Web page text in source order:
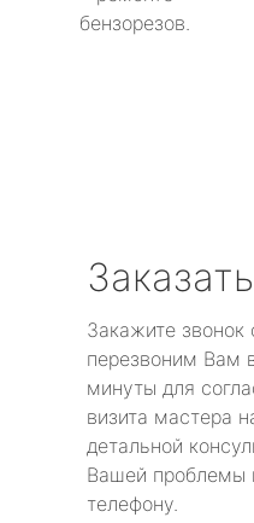
бензорезов.
Закажите
перезвоним Вам
минуты для
визита мастера
детальной
Вашей проблемы
телефону.